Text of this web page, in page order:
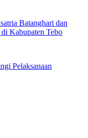
Batanghari dan
Kabupaten Tebo
Pelaksanaan